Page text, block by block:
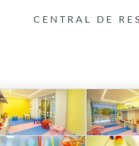
CENTRAL DE